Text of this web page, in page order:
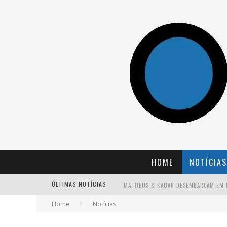
HOME NOTÍCIAS
ÚLTIMAS NOTÍCIAS
Home Notícias